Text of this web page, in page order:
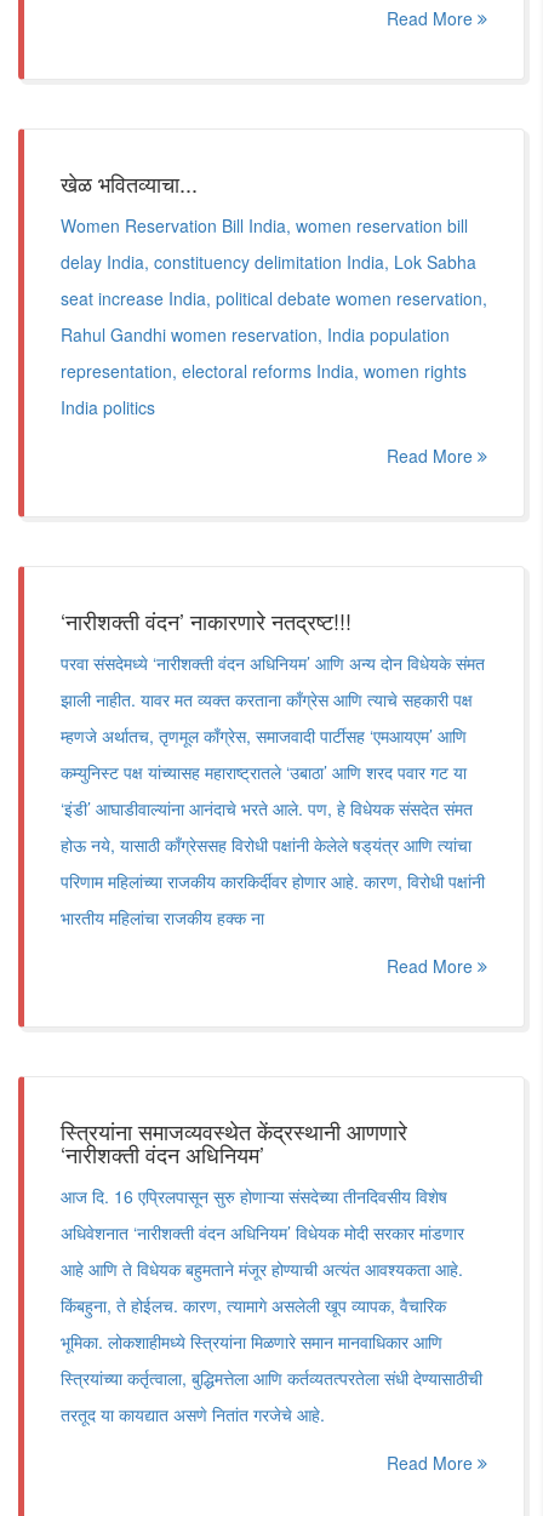
Read More
खेळ भवितव्याचा...
Women Reservation Bill India, women reservation bill
delay India, constituency delimitation India, Lok Sabha
seat increase India, political debate women reservation,
Rahul Gandhi women reservation, India population
representation, electoral reforms India, women rights
India politics
Read More
‘नारीशक्ती वंदन‌’ नाकारणारे नतद्रष्ट!!!
परवा संसदेमध्ये ‌‘नारीशक्ती वंदन अधिनियम‌’ आणि अन्य दोन विधेयके संमत
झाली नाहीत. यावर मत व्यक्त करताना काँग्रेस आणि त्याचे सहकारी पक्ष
म्हणजे अर्थातच, तृणमूल काँग्रेस, समाजवादी पार्टीसह ‌‘एमआयएम‌’ आणि
कम्युनिस्ट पक्ष यांच्यासह महाराष्ट्रातले ‌‘उबाठा‌’ आणि शरद पवार गट या
‌‘इंडी‌’ आघाडीवाल्यांना आनंदाचे भरते आले. पण, हे विधेयक संसदेत संमत
होऊ नये, यासाठी काँग्रेससह विरोधी पक्षांनी केलेले षड्‌‍यंत्र आणि त्यांचा
परिणाम महिलांच्या राजकीय कारकिर्दीवर होणार आहे. कारण, विरोधी पक्षांनी
भारतीय महिलांचा राजकीय हक्क ना
Read More
स्त्रियांना समाजव्यवस्थेत केंद्रस्थानी आणणारे
‌‘नारीशक्ती वंदन अधिनियम‌’
आज दि. 16 एप्रिलपासून सुरु होणाऱ्या संसदेच्या तीनदिवसीय विशेष
अधिवेशनात ‌‘नारीशक्ती वंदन अधिनियम‌’ विधेयक मोदी सरकार मांडणार
आहे आणि ते विधेयक बहुमताने मंजूर होण्याची अत्यंत आवश्यकता आहे.
किंबहुना, ते होईलच. कारण, त्यामागे असलेली खूप व्यापक, वैचारिक
भूमिका. लोकशाहीमध्ये स्त्रियांना मिळणारे समान मानवाधिकार आणि
स्त्रियांच्या कर्तृत्वाला, बुद्धिमत्तेला आणि कर्तव्यतत्परतेला संधी देण्यासाठीची
तरतूद या कायद्यात असणे नितांत गरजेचे आहे.
Read More